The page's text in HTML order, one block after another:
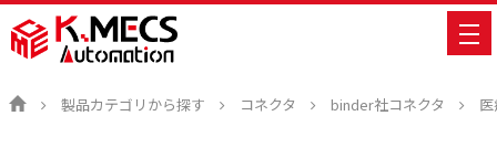
製品カテゴリから探す コネクタ binder社コネクタ